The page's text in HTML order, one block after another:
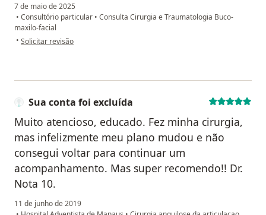
7 de maio de 2025
• Consultório particular • Consulta Cirurgia e Traumatologia Buco-
maxilo-facial
• na opinião do utilizador Gabriel Pereira
Solicitar revisão
Sua conta foi excluída
Muito atencioso, educado. Fez minha cirurgia,
mas infelizmente meu plano mudou e não
consegui voltar para continuar um
acompanhamento. Mas super recomendo!! Dr.
Nota 10.
11 de junho de 2019